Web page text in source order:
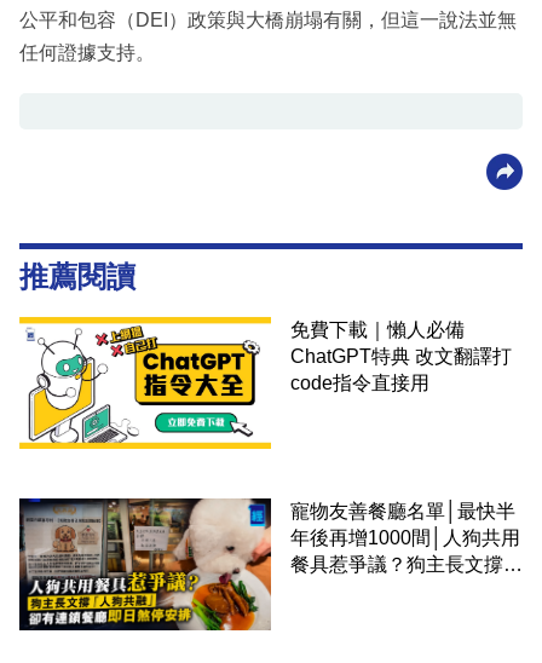
公平和包容（DEI）政策與大橋崩塌有關，但這一說法並無
任何證據支持。
推薦閱讀
免費下載｜懶人必備
ChatGPT特典 改文翻譯打
code指令直接用
寵物友善餐廳名單│最快半
年後再增1000間│人狗共用
餐具惹爭議？狗主長文撐